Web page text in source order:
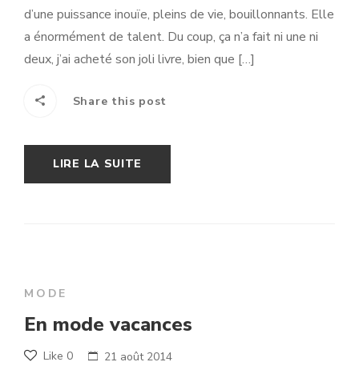
d’une puissance inouïe, pleins de vie, bouillonnants. Elle
a énormément de talent. Du coup, ça n’a fait ni une ni
deux, j’ai acheté son joli livre, bien que […]
LIRE LA SUITE
Share this post
MODE
En mode vacances
Like 0 21 août 2014